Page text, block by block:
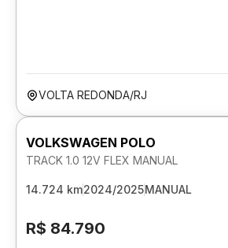
VOLTA REDONDA/RJ
VOLKSWAGEN POLO
TRACK 1.0 12V FLEX MANUAL
14.724 km2024/2025MANUAL
R$ 84.790